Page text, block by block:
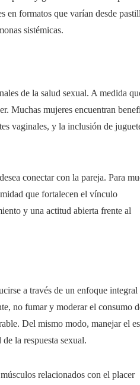
en formatos que varían desde
sistémicas.
de la salud sexual. A medida
Muchas mujeres encuentran
vaginales, y la inclusión de
conectar con la pareja. Para
que fortalecen el vínculo
y una actitud abierta frente al
a través de un enfoque integral
no fumar y moderar el consumo
Del mismo modo, manejar el
la respuesta sexual.
relacionados con el placer